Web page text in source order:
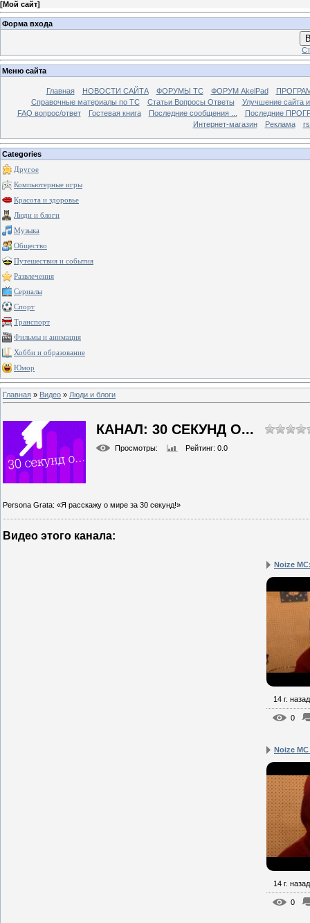
[Мой сайт]
Форма входа
Меню сайта
Главная НОВОСТИ САЙТА ФОРУМЫ TC ФОРУМ AkelPad
Справочные материалы по TС
Статьи Вопросы Ответы
Улучшение сайта
FAQ вопрос/ответ
Гостевая книга Последние сообщения ...
Последние
Интернет-магазин
Реклама
Categories
Другое
Компьютерные игры
Красота и здоровье
Люди и блоги
Музыка
Общество
Путешествия и события
Развлечения
Сериалы
Спорт
Транспорт
Фильмы и анимация
Хобби и образование
Юмор
Главная » Видео » Люди и блоги
КАНАЛ: 30 СЕКУНД О...
Просмотры: Рейтинг: 0.0
Persona Grata: «Я расскажу о мире за 30 секунд!»
Видео этого канала:
Noize
14 г. назад
0
Noize
14 г. назад
0